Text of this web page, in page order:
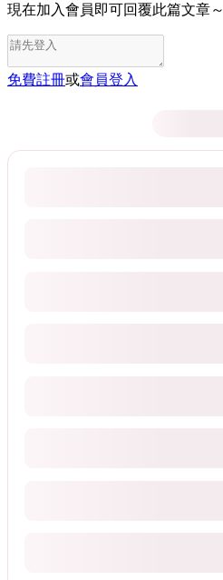
現在加入會員即可回覆此篇文章～
免費註冊或會員登入